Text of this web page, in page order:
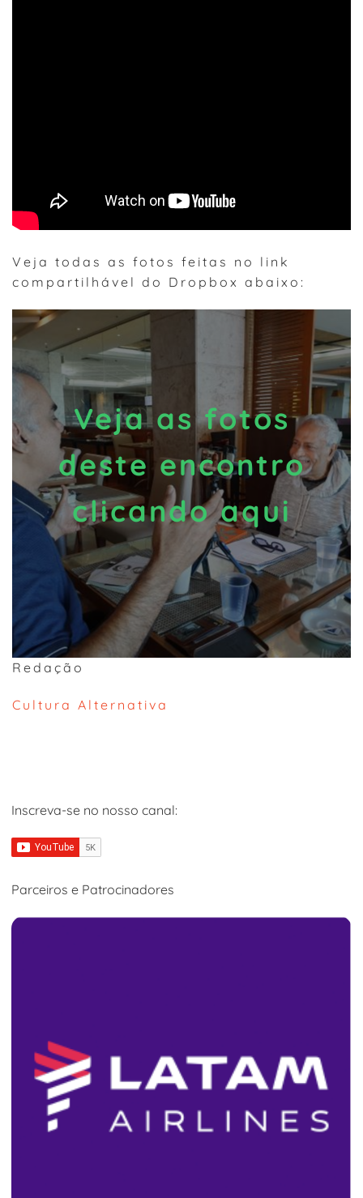
Veja todas as fotos feitas no link
compartilhável do Dropbox abaixo:
Veja as fotos
deste encontro
clicando aqui
Redação
Cultura Alternativa
Inscreva-se no nosso canal:
Parceiros e Patrocinadores